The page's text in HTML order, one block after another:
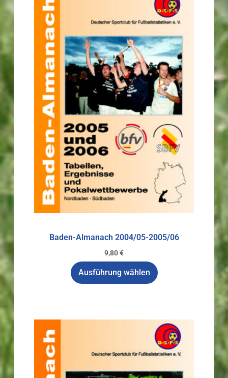
Baden-Almanach 2004/05-2005/06
9,80€
Ausführung wählen